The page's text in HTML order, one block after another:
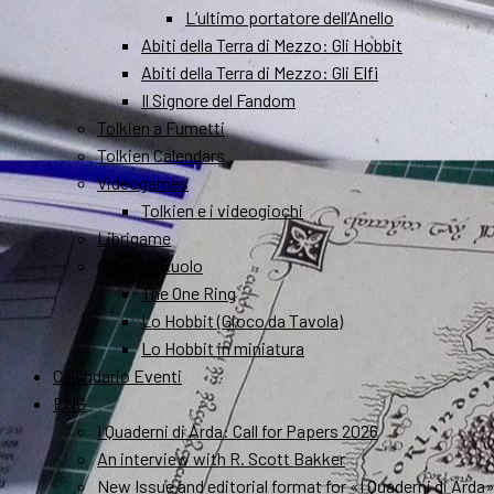
L’ultimo portatore dell’Anello
Abiti della Terra di Mezzo: Gli Hobbit
Abiti della Terra di Mezzo: Gli Elfi
Il Signore del Fandom
Tolkien a Fumetti
Tolkien Calendars
Videogames
Tolkien e i videogiochi
Librigame
Gioco di Ruolo
The One Ring
Lo Hobbit (Gioco da Tavola)
Lo Hobbit in miniatura
Calendario Eventi
ENG
I Quaderni di Arda: Call for Papers 2026
An interview with R. Scott Bakker
New Issue and editorial format for «I Quaderni di Arda»